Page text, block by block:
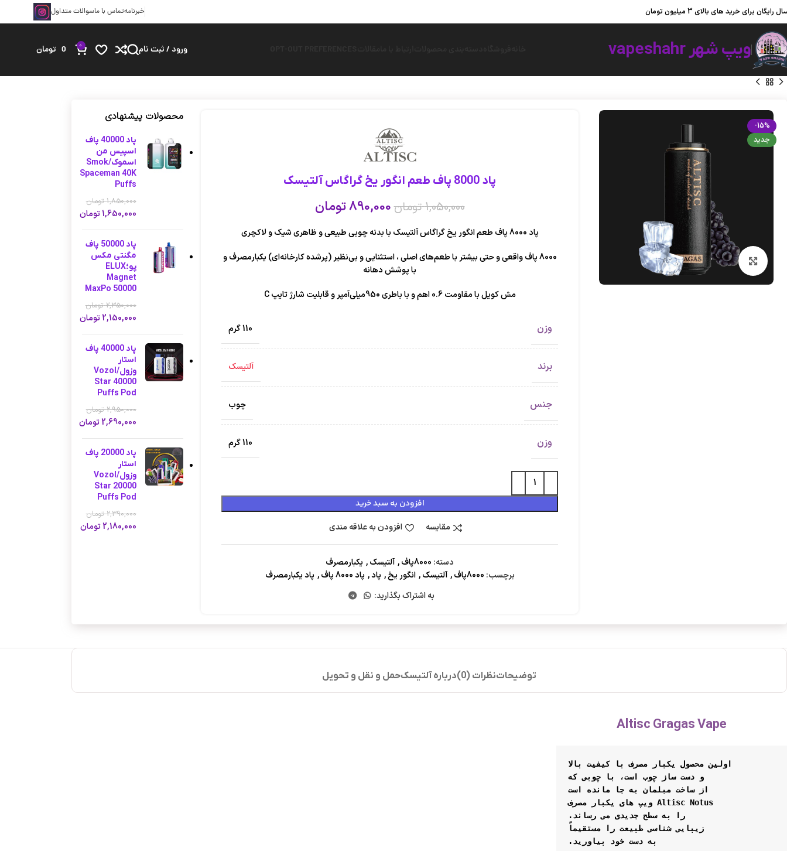
رایگان برای خرید های بالای 3 میلیون تومان خبرنامهتماس با ماسوالات متداول
ویپ شهر vapeshahr ورود / ثبت نام 0
0 تومان
-15%
جدید
بزرگنمایی تصویر
پاد 8000 پاف طعم انگور یخ گراگاس آلتیسک
1,050,000 تومان890,000تومان
پاد 8000 پاف طعم انگور یخ گراگاس آلتیسک با بدنه چوبی طبیعی و ظاهری شیک و لاکچری
8000 پاف واقعی و حتی بیشتر با طعم‌های اصلی ، استثنایی و بی‌نظیر (پرشده کارخانه‌ای) یکبارمصرف و
با پوشش دهانه
مش کویل با مقاومت 0.6 اهم و با باطری 950میلی‌آمپر و قابلیت شارژ تایپ C
وزن 110 گرم
برند آلتیسک
جنس چوب
وزن 110 گرم
افزودن به سبد خرید
مقایسه افزودن به علاقه مندی
دسته: 8000پاف , آلتیسک, یکبارمصرف
برچسب: 8000پاف , آلتیسک, انگور یخ, پاد, پاد 8000 پاف , پاد یکبارمصرف
به اشتراک بگذارید:
محصولات پیشنهادی
پاد 40000 پاف
اسپیس من
اسموک/Smok
Spaceman 40K
Puffs
1,850,000 تومان
1,650,000تومان
پاد 50000 پاف
مگنتی مکس
پو؛ELUX
Magnet
MaxPo 50000
2,350,000 تومان
2,150,000 تومان
پاد 40000 پاف
استار
وزول/Vozol
Star 40000
Puffs Pod
2,950,000 تومان
2,690,000 تومان
پاد 20000 پاف
استار
وزول/Vozol
Star 20000
Puffs Pod
2,390,000 تومان
2,180,000 تومان
توضیحاتنظرات (0) درباره آلتیسکحمل و نقل و تحویل
Altisc Gragas Vape
اولین محصول یکبار مصرف با کیفیت بالا
و دست ساز چوب است، با چوبی که
از ساخت مبلمان به جا مانده است
Altisc Notus ویپ های یکبار مصرف
را به سطح جدیدی می رساند.
زیبایی شناسی طبیعت را مستقیماً
به دست خود بیاورید.
ویپ شهر ؛ به شهر ویپ و پاد یکبار مصرف خوش آمدید.